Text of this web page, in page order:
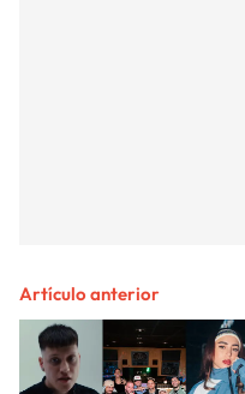
Artículo anterior